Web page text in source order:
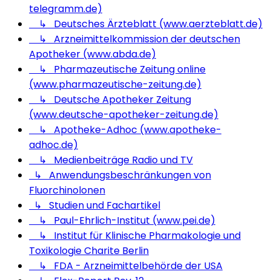
telegramm.de)
↳ Deutsches Ärzteblatt (www.aerzteblatt.de)
↳ Arzneimittelkommission der deutschen
Apotheker (www.abda.de)
↳ Pharmazeutische Zeitung online
(www.pharmazeutische-zeitung.de)
↳ Deutsche Apotheker Zeitung
(www.deutsche-apotheker-zeitung.de)
↳ Apotheke-Adhoc (www.apotheke-
adhoc.de)
↳ Medienbeiträge Radio und TV
↳ Anwendungsbeschränkungen von
Fluorchinolonen
↳ Studien und Fachartikel
↳ Paul-Ehrlich-Institut (www.pei.de)
↳ Institut für Klinische Pharmakologie und
Toxikologie Charite Berlin
↳ FDA - Arzneimittelbehörde der USA